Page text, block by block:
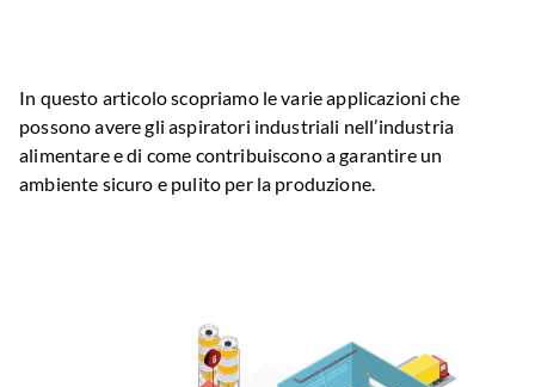
In questo articolo scopriamo le varie applicazioni che
possono avere gli aspiratori industriali nell’industria
alimentare e di come contribuiscono a garantire un
ambiente sicuro e pulito per la produzione.